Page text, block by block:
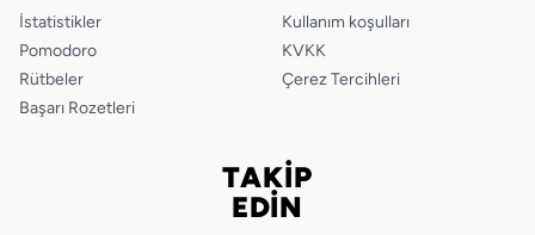
İstatistikler
Pomodoro
Rütbeler
Başarı Rozetleri
Kullanım koşulları
KVKK
Çerez Tercihleri
TAKİP
EDİN